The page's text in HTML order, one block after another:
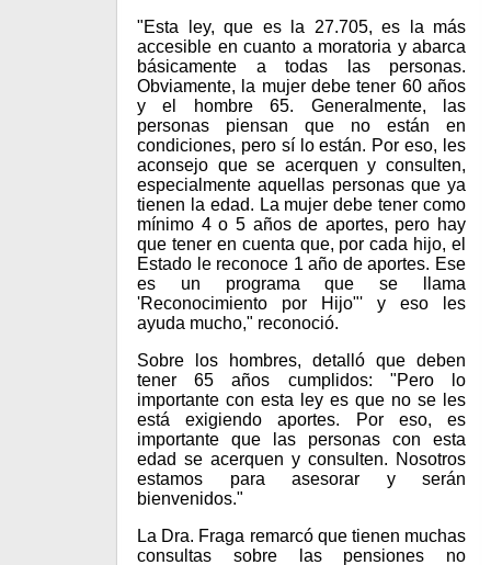
"Esta ley, que es la 27.705, es la más
accesible en cuanto a moratoria y abarca
básicamente a todas las personas.
Obviamente, la mujer debe tener 60 años
y el hombre 65. Generalmente, las
personas piensan que no están en
condiciones, pero sí lo están. Por eso, les
aconsejo que se acerquen y consulten,
especialmente aquellas personas que ya
tienen la edad. La mujer debe tener como
mínimo 4 o 5 años de aportes, pero hay
que tener en cuenta que, por cada hijo, el
Estado le reconoce 1 año de aportes. Ese
es un programa que se llama
'Reconocimiento por Hijo"' y eso les
ayuda mucho," reconoció.
Sobre los hombres, detalló que deben
tener 65 años cumplidos: "Pero lo
importante con esta ley es que no se les
está exigiendo aportes. Por eso, es
importante que las personas con esta
edad se acerquen y consulten. Nosotros
estamos para asesorar y serán
bienvenidos."
La Dra. Fraga remarcó que tienen muchas
consultas sobre las pensiones no